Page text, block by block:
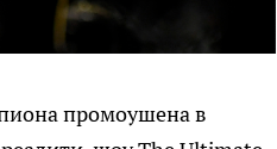
промоушена в